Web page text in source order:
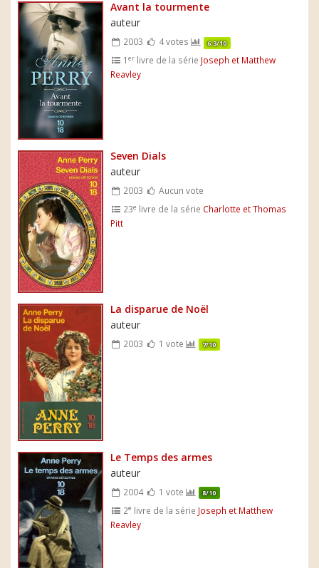
Avant la tourmente
auteur
2003 4 votes 6.3/10
1er livre de la série Joseph et Matthew
Reavley
Seven Dials
auteur
2003
Aucun vote
23e livre de la série Charlotte et Thomas
Pitt
La disparue de Noël
auteur
2003 1 vote 7/10
Le Temps des armes
auteur
2004 1 vote 8/10
2e livre de la série Joseph et Matthew
Reavley